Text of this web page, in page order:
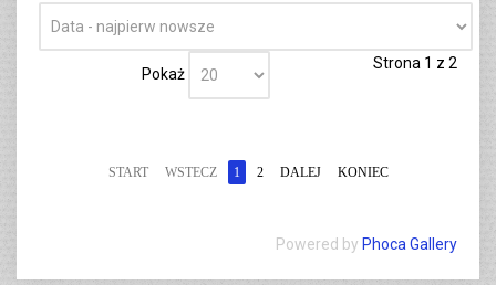
Pokaż
Strona 1 z 2
START WSTECZ 1 2 DALEJ KONIEC
Powered by Phoca Gallery